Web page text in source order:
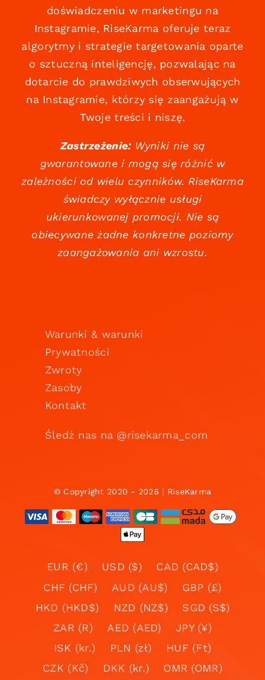
doświadczeniu w marketingu na
Instagramie, RiseKarma oferuje teraz
algorytmy i strategie targetowania oparte
o sztuczną inteligencję, pozwalając na
dotarcie do prawdziwych obserwujących
na Instagramie, którzy się zaangażują w
Twoje treści i niszę.
Zastrzeżenie:Wyniki nie są
gwarantowane i mogą się różnić w
zależności od wielu czynników. RiseKarma
świadczy wyłącznie usługi
ukierunkowanej promocji. Nie są
obiecywane żadne konkretne poziomy
zaangażowania ani wzrostu.
Warunki & warunki
Prywatności
Zwroty
Zasoby
Kontakt
Śledź nas na @risekarma_com
© Copyright 2020 - 2026 | RiseKarma
EUR (€) USD ($)
CAD (CAD$)
CHF (CHF)
AUD (AU$)
GBP (£)
HKD (HKD$)
NZD (NZ$)
SGD (S$)
ZAR (R)
AED (AED)
JPY (¥)
ISK (kr.)
PLN (zł)
HUF (Ft)
CZK (Kč)
DKK (kr.)
OMR (OMR)